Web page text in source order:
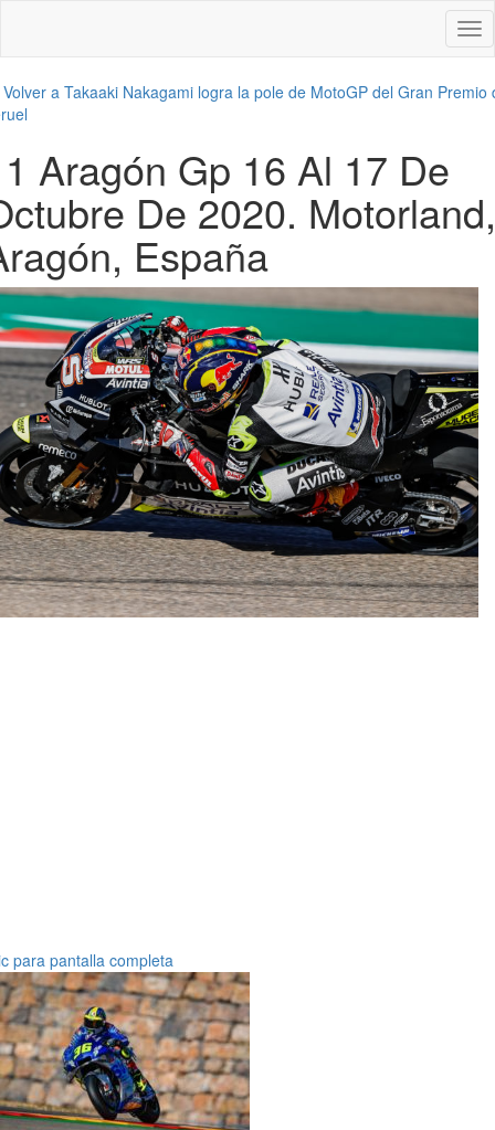
Volver a Takaaki Nakagami logra la pole de MotoGP del Gran Premio
Aragón Gp 16 Al 17 De
De 2020. Motorland,
España
para pantalla completa